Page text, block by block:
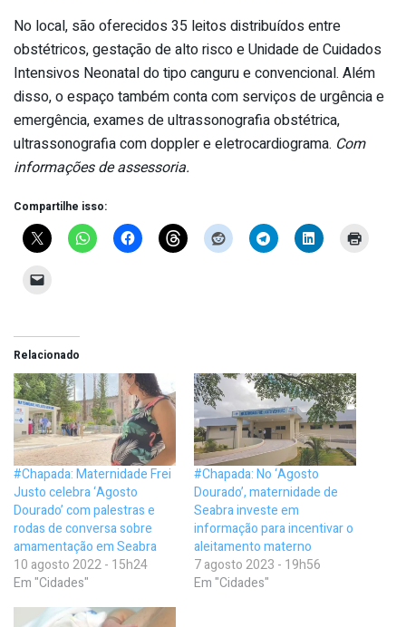
No local, são oferecidos 35 leitos distribuídos entre
obstétricos, gestação de alto risco e Unidade de Cuidados
Intensivos Neonatal do tipo canguru e convencional. Além
disso, o espaço também conta com serviços de urgência e
emergência, exames de ultrassonografia obstétrica,
ultrassonografia com doppler e eletrocardiograma. Com
informações de assessoria.
Compartilhe isso:
Relacionado
#Chapada: Maternidade Frei
Justo celebra ‘Agosto
Dourado’ com palestras e
rodas de conversa sobre
amamentação em Seabra
10 agosto 2022 - 15h24
Em "Cidades"
#Chapada: No ‘Agosto
Dourado’, maternidade de
Seabra investe em
informação para incentivar o
aleitamento materno
7 agosto 2023 - 19h56
Em "Cidades"